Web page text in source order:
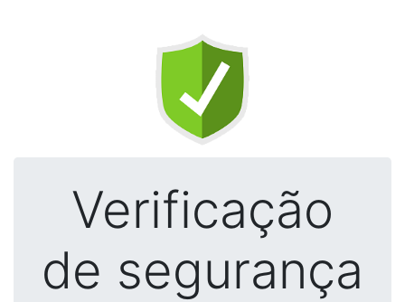
Verificação
de segurança